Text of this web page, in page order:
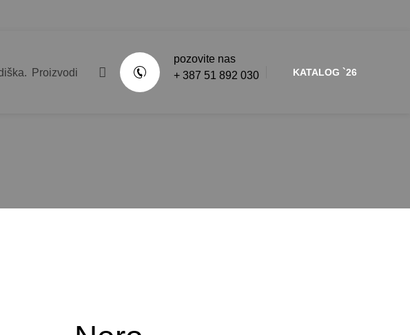
Proizvodi
pozovite nas
+ 387 51 892 030
KATALOG `26